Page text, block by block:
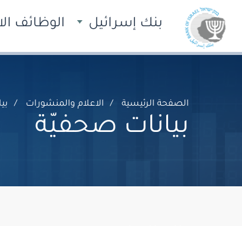
بنك إسرائيل الوظائف
الصفحة الرئيسية الاعلام والمنشورات
بيانات صحفيّة